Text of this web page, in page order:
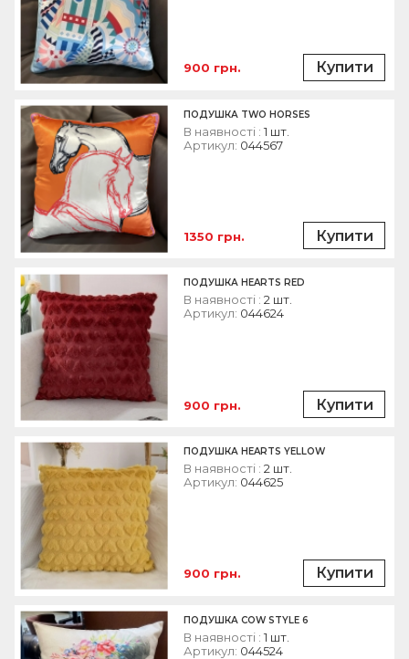
900 грн. Купити
В наявності : 1 шт.
Артикул: 044567
ПОДУШКА TWO HORSES
1350 грн. Купити
В наявності : 2 шт.
Артикул: 044624
ПОДУШКА HEARTS RED
900 грн. Купити
В наявності : 2 шт.
Артикул: 044625
ПОДУШКА HEARTS YELLOW
900 грн. Купити
В наявності : 1 шт.
Артикул: 044524
ПОДУШКА COW STYLE 6